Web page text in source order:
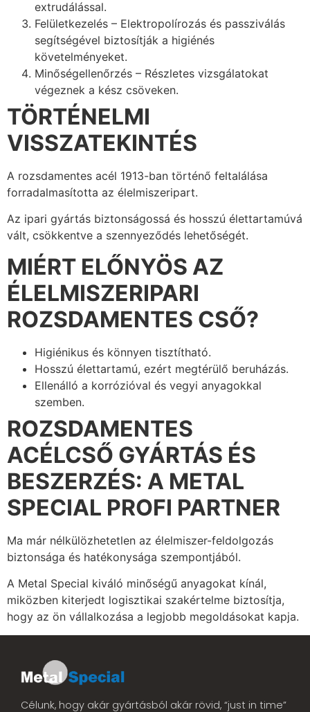
extrudálással.
Felületkezelés – Elektropolírozás és passziválás
segítségével biztosítják a higiénés
követelményeket.
Minőségellenőrzés – Részletes vizsgálatokat
végeznek a kész csöveken.
TÖRTÉNELMI
VISSZATEKINTÉS
A rozsdamentes acél 1913-ban történő feltalálása
forradalmasította az élelmiszeripart.
Az ipari gyártás biztonságossá és hosszú élettartamúvá
vált, csökkentve a szennyeződés lehetőségét.
MIÉRT ELŐNYÖS AZ
ÉLELMISZERIPARI
ROZSDAMENTES CSŐ?
Higiénikus és könnyen tisztítható.
Hosszú élettartamú, ezért megtérülő beruházás.
Ellenálló a korrózióval és vegyi anyagokkal
szemben.
ROZSDAMENTES
ACÉLCSŐ GYÁRTÁS ÉS
BESZERZÉS: A METAL
SPECIAL PROFI PARTNER
Ma már nélkülözhetetlen az élelmiszer-feldolgozás
biztonsága és hatékonysága szempontjából.
A Metal Special kiváló minőségű anyagokat kínál,
miközben kiterjedt logisztikai szakértelme biztosítja,
hogy az ön vállalkozása a legjobb megoldásokat kapja.
Célunk, hogy akár gyártásból akár rövid, “just in time”